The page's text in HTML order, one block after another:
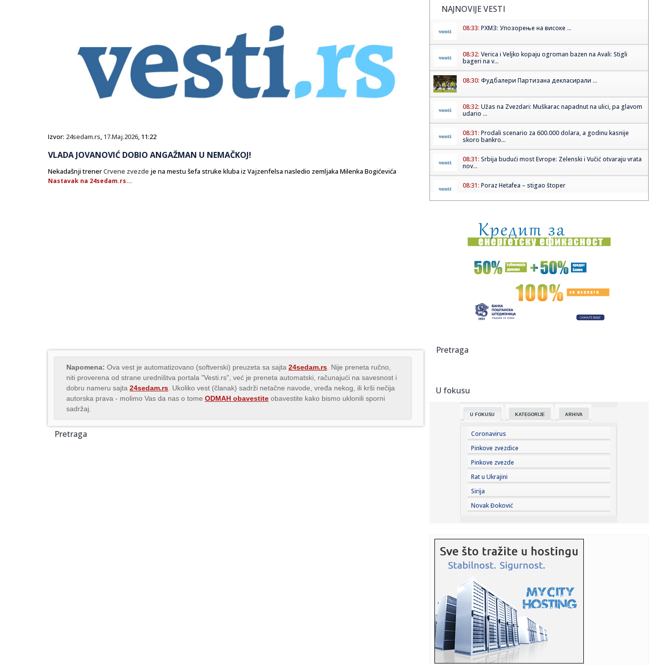
Izvor: 24sedam.rs, 17.Maj.2026, 11:22
VLADA JOVANOVIĆ DOBIO ANGAŽMAN U NEMAČKOJ!
Nekadašnji trenerCrvene zvezde je na mestu šefa struke kluba iz Vajzenfelsa nasledio zemljaka Milenka Bogićevića
Nastavak na 24sedam.rs...
Napomena: Ova vest je automatizovano (softverski) preuzeta sa sajta 24sedam.rs . Nije preneta ručno,
niti proverena od strane uredništva portala "Vesti.rs", već je preneta automatski, računajući na savesnost i
dobru nameru sajta 24sedam.rs . Ukoliko vest (članak) sadrži netačne navode, vređa nekog, ili krši nečija
autorska prava - molimo Vas da nas o tome ODMAH obavestite obavestite kako bismo uklonili sporni
sadržaj.
Pretraga
NAJNOVIJE VESTI
08:33: РХМЗ: Упозорење на високе ...
08:32: Verica i Veljko kopaju ogroman bazen na Avali: Stigli
bageri na v...
08:30: Фудбалери Партизана декласирали ...
08:32: Užas na Zvezdari: Muškarac napadnut na ulici, pa glavom
udario ...
08:31: Prodali scenario za 600.000 dolara, a godinu kasnije
skoro bankro...
08:31: Srbija budući most Evrope: Zelenski i Vučić otvaraju vrata
nov...
08:31: Poraz Hetafea – stigao štoper
08:28:Detalji drame Luke Dončića i Anamarije: Bivša ga udarila
gde n...
08:27:Preokret u FIFA: Argentina javno podržala Infantina!
Смањен бродски саобраћај кроз ...
08:25:U većem delu Srbije bez restrikcija vode
08:18:
08:18:
Partizan na skeneru B92.sport: Sekov u poželjnom paketu
08:18:Požari u Srbiji i dalje bukte; Evo gde je najteža situacija
FOT...
08:16:HETAFE SPREMA BOMBU PRED PARTIZAN: U Madrid stiže
vezista plaće...
08:14:Изложба Наде Кажић „Врт за моју ...
08:12: Kasnio sa igrom, pa napravio drugu gde ga igrači bizarno
kažnja...
08:11:
upozor...
08:11:Kineski obaveštajci: Evo ko stoji iza krize u Seuti
08:10:Ovaj električni Nissan prešao je skoro 2.000 km sa jednim
rezer...
08:09:Stigli gastarbajteri: Trubači, veselje i pune ulice – romska
Pretraga
U fokusu
U FOKUSU KATEGORIJE ARHIVA
Coronavirus
Pinkove zvezdice
Pinkove zvezde
Rat u Ukrajini
Sirija
Novak Đoković